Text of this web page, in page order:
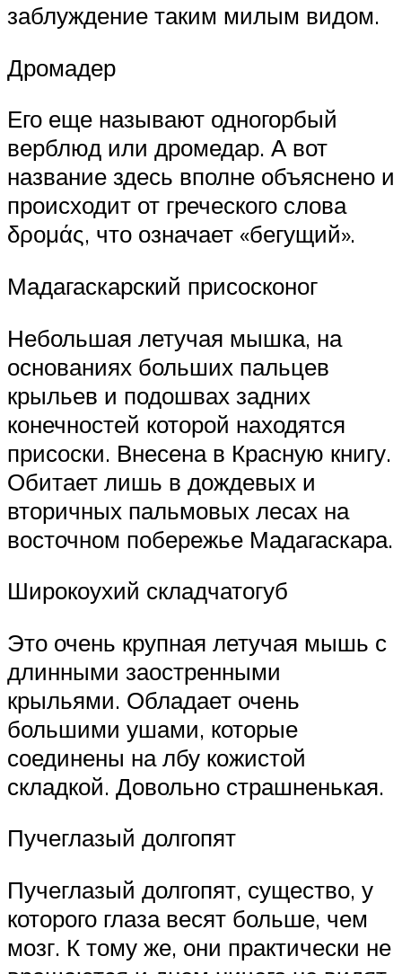
заблуждение таким милым видом.
Дромадер
Его еще называют одногорбый
верблюд или дромедар. А вот
название здесь вполне объяснено и
происходит от греческого слова
δρομάς, что означает «бегущий».
Мадагаскарский присосконог
Небольшая летучая мышка, на
основаниях больших пальцев
крыльев и подошвах задних
конечностей которой находятся
присоски. Внесена в Красную книгу.
Обитает лишь в дождевых и
вторичных пальмовых лесах на
восточном побережье Мадагаскара.
Широкоухий складчатогуб
Это очень крупная летучая мышь с
длинными заостренными
крыльями. Обладает очень
большими ушами, которые
соединены на лбу кожистой
складкой. Довольно страшненькая.
Пучеглазый долгопят
Пучеглазый долгопят, существо, у
которого глаза весят больше, чем
мозг. К тому же, они практически не